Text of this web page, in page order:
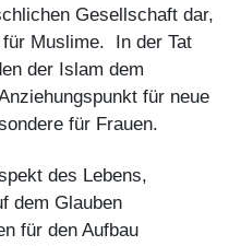
Gesellschaft dar,
Muslime. In der Tat
der Islam dem
für neue
für Frauen.
des Lebens,
dem Glauben
für den Aufbau